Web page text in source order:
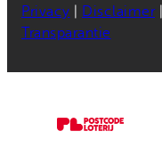
Privacy Disclaimer|
Transparantie